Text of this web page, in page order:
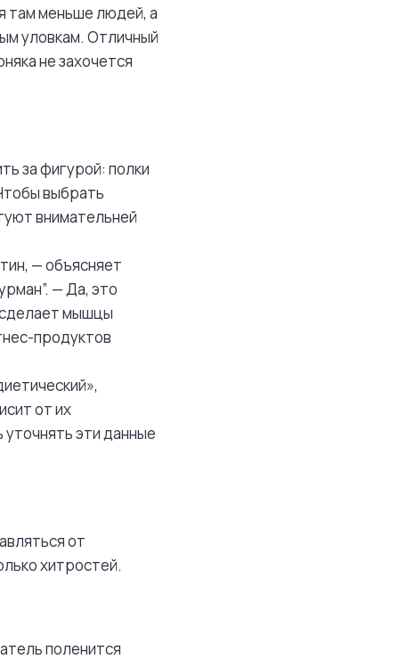
там меньше людей, а
уловкам. Отличный
не захочется
за фигурой: полки
выбрать
внимательней
— объясняет
— Да, это
сделает мышцы
продуктов
от их
эти данные
от
хитростей.
поленится